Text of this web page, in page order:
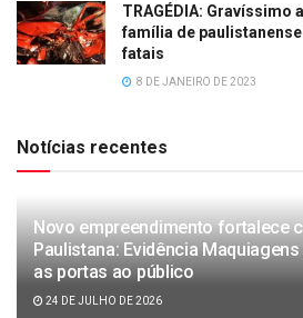
TRAGÉDIA: Gravíssimo
família de
fatais
8 DE JANEIRO DE 2023
Notícias recentes
Novo empreendimento fortalece
Paulistana: Evidência
as portas ao público
24 DE JULHO DE 2026